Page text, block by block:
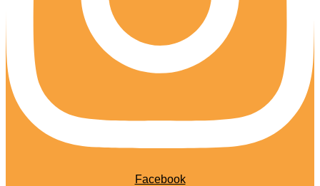
Facebook